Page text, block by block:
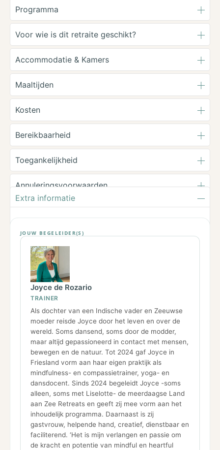
Programma
Voor wie is dit retraite geschikt?
Accommodatie & Kamers
Maaltijden
Kosten
Bereikbaarheid
Toegankelijkheid
Annuleringsvoorwaarden
Extra informatie
JOUW BEGELEIDER(S)
Joyce de Rozario
TRAINER
Als dochter van een Indische vader en Zeeuwse
moeder reisde Joyce door het leven en over de
wereld. Soms dansend, soms door de modder,
maar altijd gepassioneerd in contact met mensen,
bewegen en de natuur. Tot 2024 gaf Joyce in
Friesland vorm aan haar eigen praktijk als
mindfulness- en compassietrainer, yoga- en
dansdocent. Sinds 2024 begeleidt Joyce -soms
alleen, soms met Liselotte- de meerdaagse Land
aan Zee Retreats en geeft zij mee vorm aan het
inhoudelijk programma. Daarnaast is zij
gastvrouw, helpende hand, creatief, dienstbaar en
faciliterend. ‘Het is mijn verlangen en passie om
de kracht en potentie van mindful en heartful